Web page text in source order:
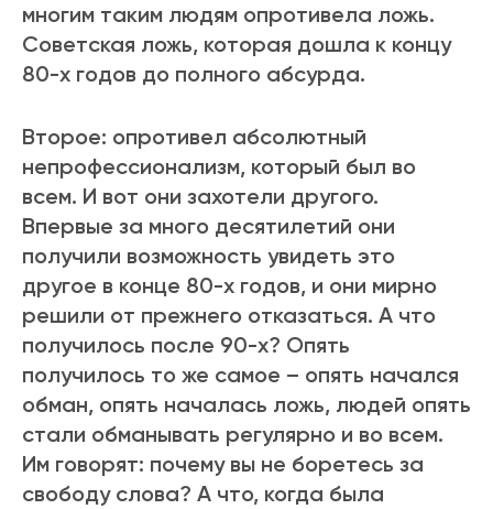
многим таким людям опротивела ложь.
Советская ложь, которая дошла к концу
80-х годов до полного абсурда.
Второе: опротивел абсолютный
непрофессионализм, который был во
всем. И вот они захотели другого.
Впервые за много десятилетий они
получили возможность увидеть это
другое в конце 80-х годов, и они мирно
решили от прежнего отказаться. А что
получилось после 90-х? Опять
получилось то же самое – опять начался
обман, опять началась ложь, людей опять
стали обманывать регулярно и во всем.
Им говорят: почему вы не боретесь за
свободу слова? А что, когда была